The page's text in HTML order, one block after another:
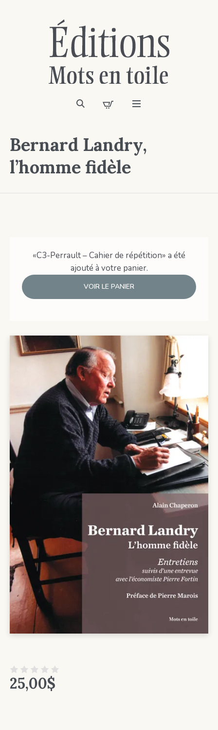
Bernard Landry,
l’homme fidèle
«C3-Perrault – Cahier de répétition» a été
ajouté à votre panier.
VOIR LE PANIER
25,00$